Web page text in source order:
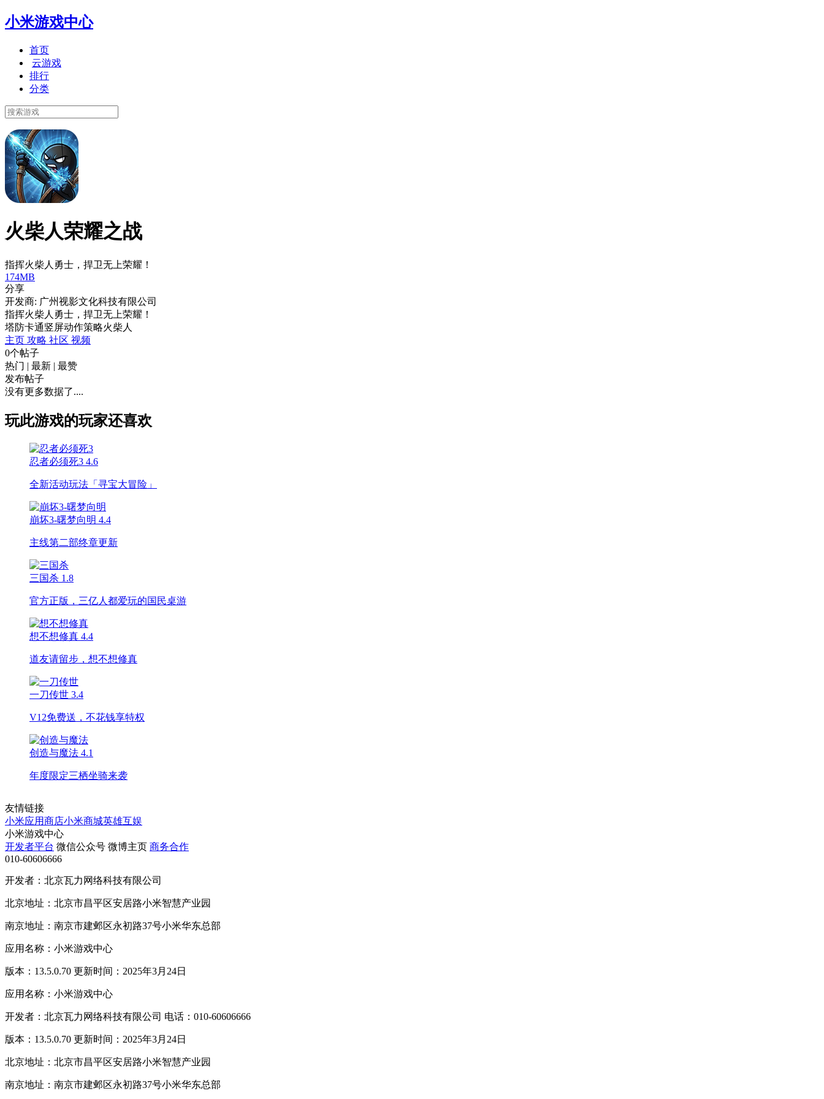
小米游戏中心
首页
云游戏
排行
分类
火柴人荣耀之战
指挥火柴人勇士，捍卫无上荣耀！
174MB
分享
开发商: 广州视影文化科技有限公司
指挥火柴人勇士，捍卫无上荣耀！
塔防卡通竖屏动作策略火柴人
主页 攻略 社区 视频
0个帖子
热门 | 最新 | 最赞
发布帖子
没有更多数据了....
玩此游戏的玩家还喜欢
忍者必须死3 4.6
全新活动玩法「寻宝大冒险」
崩坏3-曙梦向明 4.4
主线第二部终章更新
三国杀 1.8
官方正版，三亿人都爱玩的国民桌游
想不想修真 4.4
道友请留步，想不想修真
一刀传世 3.4
V12免费送，不花钱享特权
创造与魔法 4.1
年度限定三栖坐骑来袭
友情链接
小米应用商店小米商城英雄互娱
小米游戏中心
开发者平台 微信公众号 微博主页 商务合作
010-60606666
开发者：北京瓦力网络科技有限公司
北京地址：北京市昌平区安居路小米智慧产业园
南京地址：南京市建邺区永初路37号小米华东总部
应用名称：小米游戏中心
版本：13.5.0.70 更新时间：2025年3月24日
应用名称：小米游戏中心
开发者：北京瓦力网络科技有限公司 电话：010-60606666
版本：13.5.0.70 更新时间：2025年3月24日
北京地址：北京市昌平区安居路小米智慧产业园
南京地址：南京市建邺区永初路37号小米华东总部